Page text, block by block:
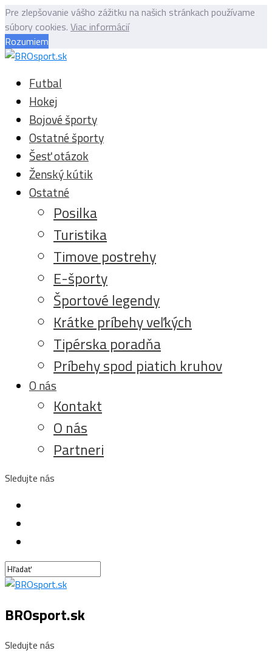
Pre zlepšovanie vášho zážitku na našich stránkach používame
súbory cookies. Viac informácií
Rozumiem
Futbal
Hokej
Bojové športy
Ostatné športy
Šesť otázok
Ženský kútik
Ostatné
Posilka
Turistika
Timove postrehy
E-športy
Športové legendy
Krátke príbehy veľkých
Tipérska poradňa
Príbehy spod piatich kruhov
O nás
Kontakt
O nás
Partneri
Sledujte nás
BROsport.sk
Sledujte nás